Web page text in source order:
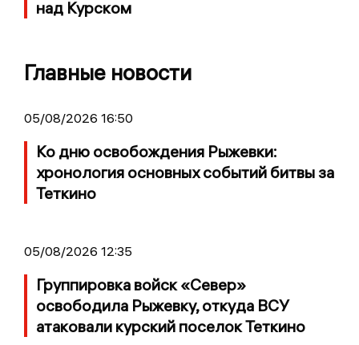
над Курском
Главные новости
05/08/2026 16:50
Ко дню освобождения Рыжевки:
хронология основных событий битвы за
Теткино
05/08/2026 12:35
Группировка войск «Север»
освободила Рыжевку, откуда ВСУ
атаковали курский поселок Теткино